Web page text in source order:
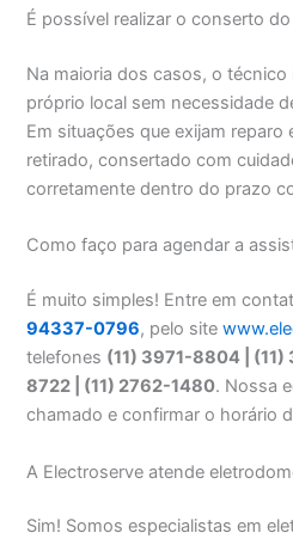
É possível realizar o conserto
Na maioria dos casos, o técnico
próprio local sem necessidade
Em situações que exijam
retirado, consertado com
corretamente dentro do prazo
Como faço para agendar a
É muito simples! Entre em
94337-0796, pelo site
telefones (11) 3971-8804 |
8722 | (11) 2762-1480. Nossa
chamado e confirmar o horário
A Electroserve atende
Sim! Somos especialistas em